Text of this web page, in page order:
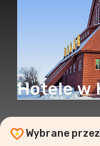
Hotele w
Wybrane